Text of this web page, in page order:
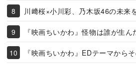
川﨑桜×小川彩、乃木坂46の未来
『映画ちいかわ』怪物は誰が生
『映画ちいかわ』EDテーマから